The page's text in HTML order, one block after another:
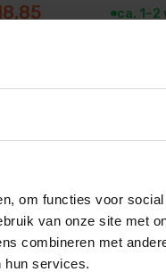
om functies voor
van onze site met
combineren met
hun services.
ca. 1–2